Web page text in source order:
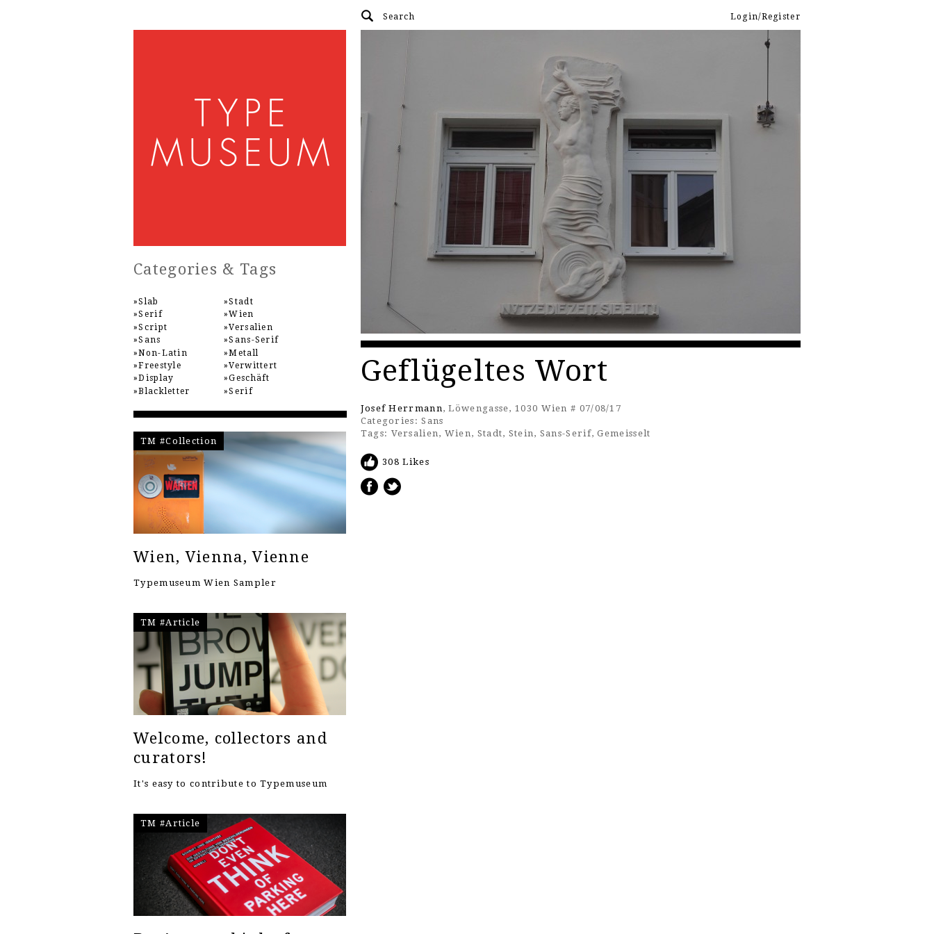
Login/Register
Geflügeltes Wort
Josef Herrmann, Löwengasse, 1030 Wien # 07/08/17
Categories: Sans
Tags: Versalien, Wien, Stadt, Stein, Sans-Serif,Gemeisselt
308 Likes
Categories & Tags
Slab
Serif
Script
Sans
Non-Latin
Freestyle
Display
Blackletter
Stadt
Wien
Versalien
Sans-Serif
Metall
Verwittert
Geschäft
Serif
TM #Collection
Wien, Vienna, Vienne
Typemuseum Wien Sampler
TM #Article
Welcome, collectors and
curators!
It's easy to contribute to Typemuseum
TM #Article